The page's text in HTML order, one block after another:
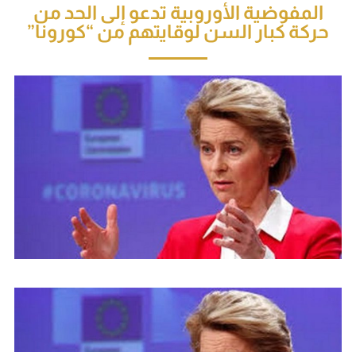
المفوضية الأوروبية تدعو إلى الحد من
حركة كبار السن لوقايتهم من “كورونا”